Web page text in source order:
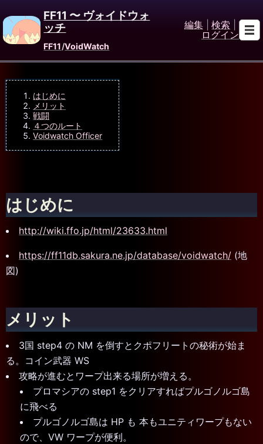
FF11 〜 ヴォイドウォ
ッチ
FF11/VoidWatch
編集 検索
ログイン
はじめに
メリット
戦闘
４つのルート
Voidwatch Officer
はじめに
http://wiki.ffo.jp/html/23633.html
https://ff11db.sakura.ne.jp/database/voidwatch/ (地
図)
メリット
3国 step4 の NM を倒すとクポフリートの秘術が始ま
る。コイン武器 WS
攻略が進むとワープ出来る場所が増える。
プロマシアの step1 をクリアすればプルゴノルゴ島
に飛べる
プルゴノルゴ島は HP も 本もユニティワープもない
ので、VW ワープが便利。